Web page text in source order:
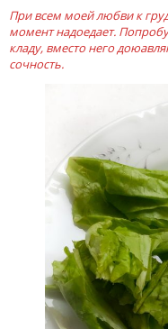
При всем моей любви к
момент надоедает.
кладу, вместо него
сочность.